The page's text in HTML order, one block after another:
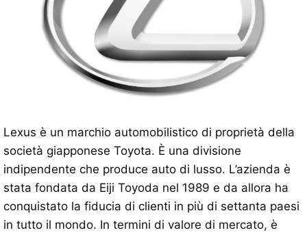
Lexus è un marchio automobilistico di proprietà della
società giapponese Toyota. È una divisione
indipendente che produce auto di lusso. L’azienda è
stata fondata da Eiji Toyoda nel 1989 e da allora ha
conquistato la fiducia di clienti in più di settanta paesi
in tutto il mondo. In termini di valore di mercato, è